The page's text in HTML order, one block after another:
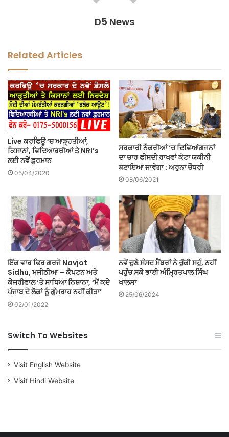
D5 News
Related Articles
Live ਕਰਫਿਊ ‘ਚ ਆੜ੍ਹਤੀਆਂ,
ਕਿਸਾਨਾਂ, ਵਿਦਿਆਰਥੀਆਂ ਤੇ NRI’s
ਲਈ ਨਵੇਂ ਫ਼ੁਰਮਾਨ
05/04/2020
ਸਰਕਾਰੀ ਨੌਕਰੀਆਂ ‘ਚ ਦਿਵਿਆਂਗਜਨਾਂ
ਦਾ ਚਾਰ ਫੀਸਦੀ ਰਾਖਵਾਂ ਕੋਟਾ ਯਕੀਨੀ
ਬਣਾਇਆ ਜਾਵੇਗਾ : ਅਰੁਨਾ ਚੌਧਰੀ
08/06/2021
ਇੱਕ ਵਾਰ ਫਿਰ ਗਰਜੇ Navjot
Sidhu, ਮਜੀਠੀਆ – ਕੈਪਟਨ ਅਤੇ
ਕੇਜਰੀਵਾਲ ‘ਤੇ ਸਾਧਿਆ ਨਿਸ਼ਾਨਾ, ‘ਮੈਂ ਕਦੇ
ਪੰਜਾਬ ਦੇ ਲੋਕਾਂ ਨੂੰ ਗੁੰਮਰਾਹ ਨਹੀਂ ਕੀਤਾ’
02/01/2022
ਨਵੇਂ ਚੁਣੇ ਸੰਸਦ ਮੈਂਬਰਾਂ ਨੇ ਚੁੱਕੀ ਸਹੁੰ, ਨਹੀਂ
ਪਹੁੰਚ ਸਕੇ ਭਾਈ ਅੰਮ੍ਰਿਤਪਾਲ ਸਿੰਘ
ਖਾਲਸਾ
25/06/2024
Switch To Websites
Visit English Website
Visit Hindi Website